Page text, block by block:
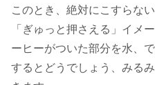
このとき、絶対にこすらな
「ぎゅっと押さえる」イメ
ーヒーがついた部分を水、
するとどうでしょう、みる